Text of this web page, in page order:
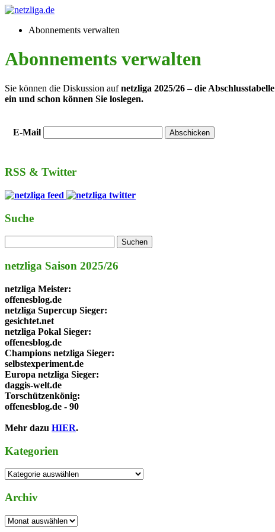
Abonnements verwalten
Abonnements verwalten
Sie können die Diskussion aufnetzliga 2025/26 – die Abschlusstabelle
ein und schon können Sie loslegen.
E-Mail
RSS & Twitter
Suche
netzliga Saison 2025/26
netzliga Meister:
offenesblog.de
netzliga Supercup Sieger:
gesichtet.net
netzliga Pokal Sieger:
offenesblog.de
Champions netzliga Sieger:
selbstexperiment.de
Europa netzliga Sieger:
daggis-welt.de
Torschützenkönig:
offenesblog.de - 90
Mehr dazu HIER.
Kategorien
Kategorien
Archiv
Archiv